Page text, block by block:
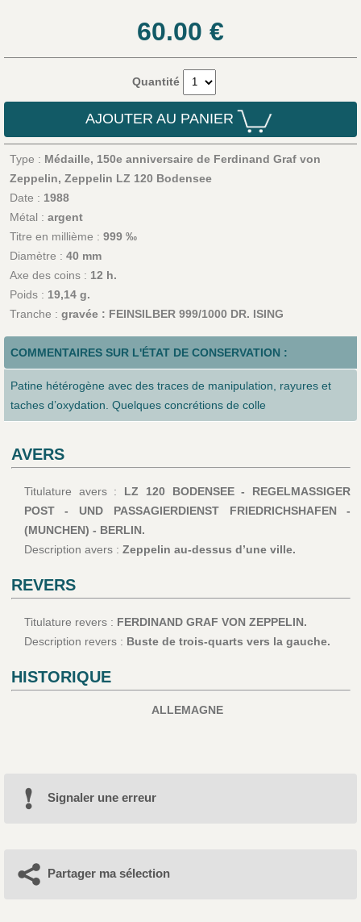
60.00 €
Quantité
AJOUTER AU PANIER
Type : Médaille, 150e anniversaire de Ferdinand Graf von
Zeppelin, Zeppelin LZ 120 Bodensee
Date : 1988
Métal : argent
Titre en millième : 999 ‰
Diamètre : 40 mm
Axe des coins : 12 h.
Poids : 19,14 g.
Tranche : gravée : FEINSILBER 999/1000 DR. ISING
COMMENTAIRES SUR L'ÉTAT DE CONSERVATION :
Patine hétérogène avec des traces de manipulation, rayures et
taches d’oxydation. Quelques concrétions de colle
AVERS
Titulature avers : LZ 120 BODENSEE - REGELMASSIGER
POST - UND PASSAGIERDIENST FRIEDRICHSHAFEN -
(MUNCHEN) - BERLIN.
Description avers : Zeppelin au-dessus d’une ville.
REVERS
Titulature revers : FERDINAND GRAF VON ZEPPELIN.
Description revers : Buste de trois-quarts vers la gauche.
HISTORIQUE
ALLEMAGNE
Signaler une erreur
Partager ma sélection